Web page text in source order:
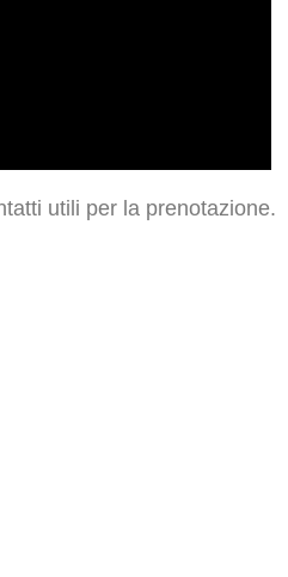
utili per la prenotazione.